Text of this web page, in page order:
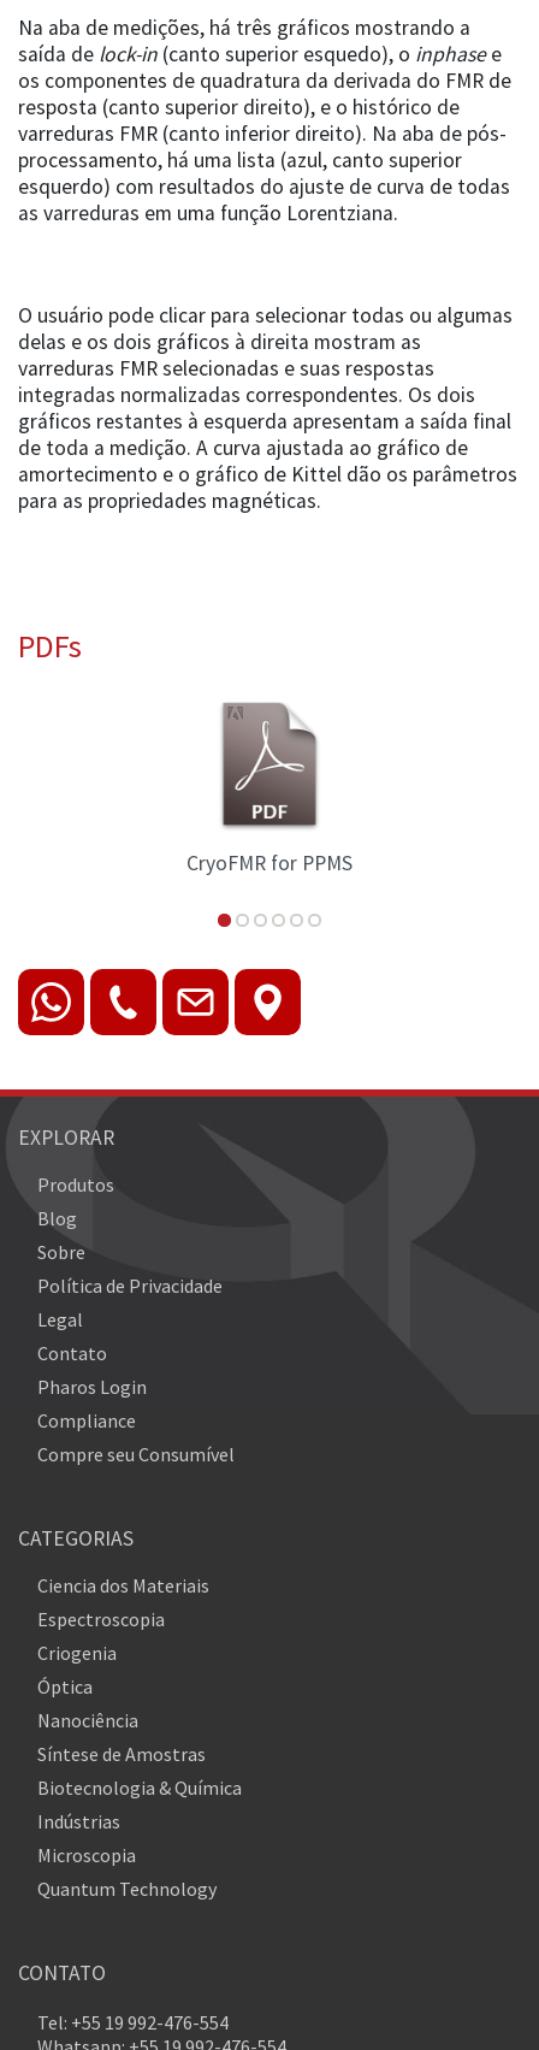
Na aba de medições, há três gráficos mostrando a
saída de lock-in (canto superior esquedo), o inphasee
os componentes de quadratura da derivada do FMR de
resposta (canto superior direito), e o histórico de
varreduras FMR (canto inferior direito). Na aba de pós-
processamento, há uma lista (azul, canto superior
esquerdo) com resultados do ajuste de curva de todas
as varreduras em uma função Lorentziana.
O usuário pode clicar para selecionar todas ou algumas
delas e os dois gráficos à direita mostram as
varreduras FMR selecionadas e suas respostas
integradas normalizadas correspondentes. Os dois
gráficos restantes à esquerda apresentam a saída final
de toda a medição. A curva ajustada ao gráfico de
amortecimento e o gráfico de Kittel dão os parâmetros
para as propriedades magnéticas.
PDFs
CryoFMR for PPMS
EXPLORAR
Produtos
Blog
Sobre
Política de Privacidade
Legal
Contato
Pharos Login
Compliance
Compre seu Consumível
CATEGORIAS
Ciencia dos Materiais
Espectroscopia
Criogenia
Óptica
Nanociência
Síntese de Amostras
Biotecnologia & Química
Indústrias
Microscopia
Quantum Technology
CONTATO
Tel: +55 19 992-476-554